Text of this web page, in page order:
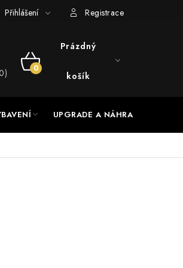
obchodu
Přihlášení Registrace
NÁKUPNÍ
Prázdný
košík
UPGRADE A NÁHRADNÍ DÍLY